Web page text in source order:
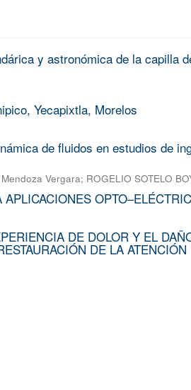
y astronómica de la capilla
Yecapixtla, Morelos
de fluidos en estudios de
Vergara; ROGELIO SOTELO
DE DOLOR Y EL
DE LA